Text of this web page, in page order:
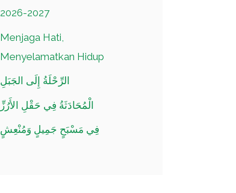
2026-2027
Menjaga Hati,
Menyelamatkan Hidup
الرِّحْلَةُ إِلَى الجَبَلِ
الْمُحَادَثَةُ فِي حَقْلِ الأَرُزِّ
فِي مَسْبَحٍ جَمِيلٍ وَمُنْعِشٍ